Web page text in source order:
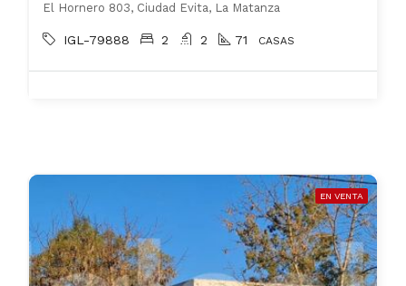
El Hornero 803, Ciudad Evita, La Matanza
IGL-79888 2 2 71 CASAS
EN VENTA